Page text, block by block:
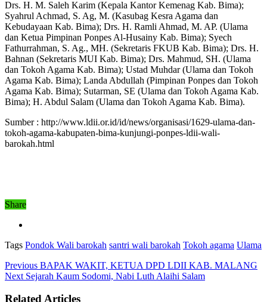
Drs. H. M. Saleh Karim (Kepala Kantor Kemenag Kab. Bima);
Syahrul Achmad, S. Ag, M. (Kasubag Kesra Agama dan
Kebudayaan Kab. Bima); Drs. H. Ramli Ahmad, M. AP. (Ulama
dan Ketua Pimpinan Ponpes Al-Husainy Kab. Bima); Syech
Fathurrahman, S. Ag., MH. (Sekretaris FKUB Kab. Bima); Drs. H.
Bahnan (Sekretaris MUI Kab. Bima); Drs. Mahmud, SH. (Ulama
dan Tokoh Agama Kab. Bima); Ustad Muhdar (Ulama dan Tokoh
Agama Kab. Bima); Landa Abdullah (Pimpinan Ponpes dan Tokoh
Agama Kab. Bima); Sutarman, SE (Ulama dan Tokoh Agama Kab.
Bima); H. Abdul Salam (Ulama dan Tokoh Agama Kab. Bima).
Sumber : http://www.ldii.or.id/id/news/organisasi/1629-ulama-dan-
tokoh-agama-kabupaten-bima-kunjungi-ponpes-ldii-wali-
barokah.html
Share
Tags Pondok Wali barokah santri wali barokah Tokoh agama Ulama
Previous BAPAK WAKIT, KETUA DPD LDII KAB. MALANG
Next Sejarah Kaum Sodomi, Nabi Luth Alaihi Salam
Related Articles